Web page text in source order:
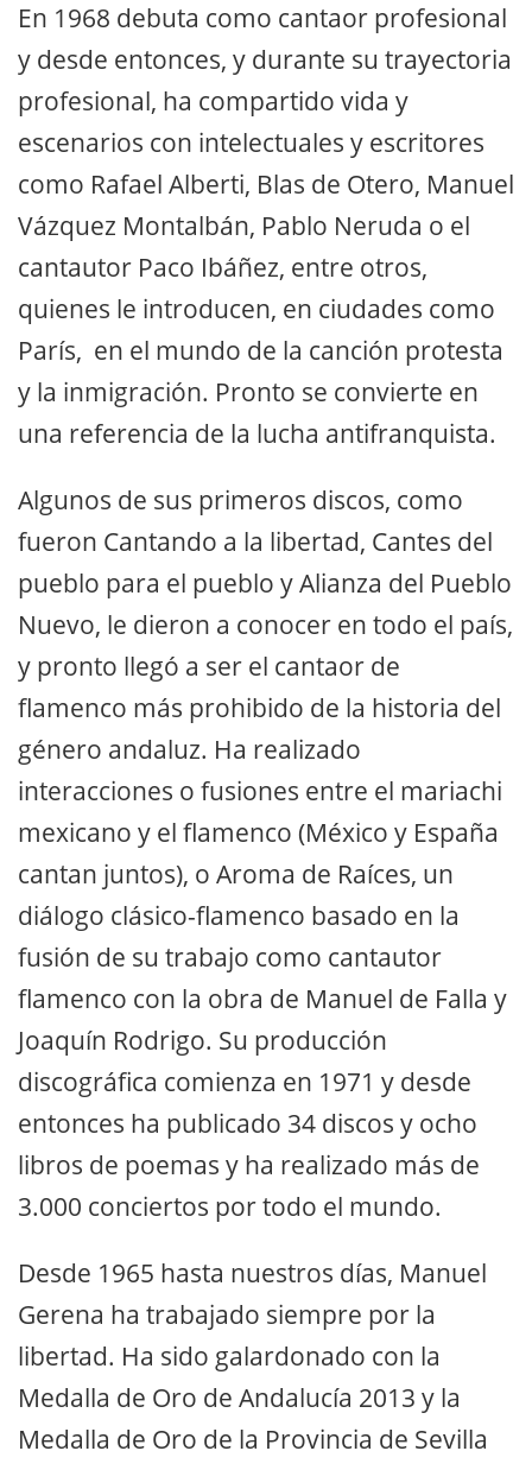
En 1968 debuta como cantaor profesional
y desde entonces, y durante su trayectoria
profesional, ha compartido vida y
escenarios con intelectuales y escritores
como Rafael Alberti, Blas de Otero, Manuel
Vázquez Montalbán, Pablo Neruda o el
cantautor Paco Ibáñez, entre otros,
quienes le introducen, en ciudades como
París, en el mundo de la canción protesta
y la inmigración. Pronto se convierte en
una referencia de la lucha antifranquista.
Algunos de sus primeros discos, como
fueron Cantando a la libertad, Cantes del
pueblo para el pueblo y Alianza del Pueblo
Nuevo, le dieron a conocer en todo el país,
y pronto llegó a ser el cantaor de
flamenco más prohibido de la historia del
género andaluz. Ha realizado
interacciones o fusiones entre el mariachi
mexicano y el flamenco (México y España
cantan juntos), o Aroma de Raíces, un
diálogo clásico-flamenco basado en la
fusión de su trabajo como cantautor
flamenco con la obra de Manuel de Falla y
Joaquín Rodrigo. Su producción
discográfica comienza en 1971 y desde
entonces ha publicado 34 discos y ocho
libros de poemas y ha realizado más de
3.000 conciertos por todo el mundo.
Desde 1965 hasta nuestros días, Manuel
Gerena ha trabajado siempre por la
libertad. Ha sido galardonado con la
Medalla de Oro de Andalucía 2013 y la
Medalla de Oro de la Provincia de Sevilla